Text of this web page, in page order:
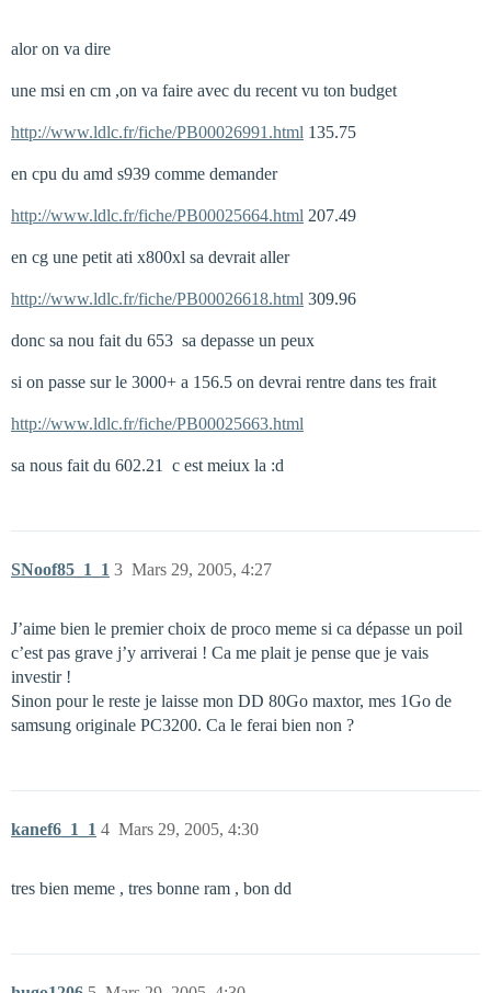
alor on va dire
une msi en cm ,on va faire avec du recent vu ton budget
http://www.ldlc.fr/fiche/PB00026991.html 135.75
en cpu du amd s939 comme demander
http://www.ldlc.fr/fiche/PB00025664.html 207.49
en cg une petit ati x800xl sa devrait aller
http://www.ldlc.fr/fiche/PB00026618.html 309.96
donc sa nou fait du 653  sa depasse un peux
si on passe sur le 3000+ a 156.5 on devrai rentre dans tes frait
http://www.ldlc.fr/fiche/PB00025663.html
sa nous fait du 602.21  c est meiux la :d
SNoof85_1_1 Mars 29, 2005, 4:27
3
J’aime bien le premier choix de proco meme si ca dépasse un poil
c’est pas grave j’y arriverai ! Ca me plait je pense que je vais
investir !
Sinon pour le reste je laisse mon DD 80Go maxtor, mes 1Go de
samsung originale PC3200. Ca le ferai bien non ?
kanef6_1_1 Mars 29, 2005, 4:30
4
tres bien meme , tres bonne ram , bon dd